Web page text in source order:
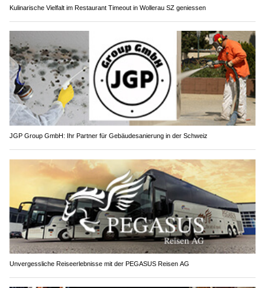
Kulinarische Vielfalt im Restaurant Timeout in Wollerau SZ geniessen
JGP Group GmbH: Ihr Partner für Gebäudesanierung in der Schweiz
Unvergessliche Reiseerlebnisse mit der PEGASUS Reisen AG